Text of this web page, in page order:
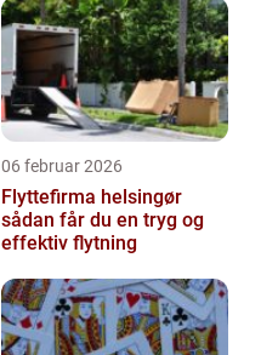
06 februar 2026
Flyttefirma helsingør
sådan får du en tryg og
effektiv flytning